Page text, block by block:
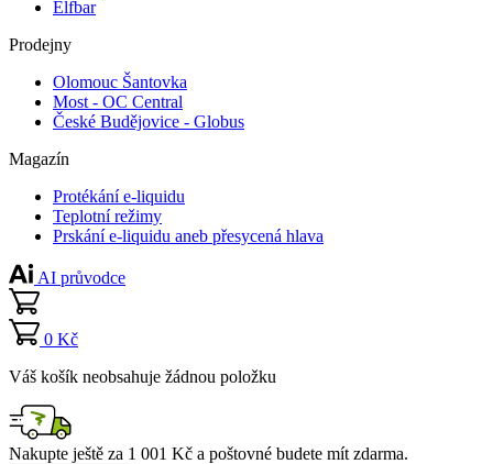
Elfbar
Prodejny
Olomouc Šantovka
Most - OC Central
České Budějovice - Globus
Magazín
Protékání e-liquidu
Teplotní režimy
Prskání e-liquidu aneb přesycená hlava
AI průvodce
0 Kč
Váš košík neobsahuje žádnou položku
Nakupte ještě za 1 001 Kč a poštovné budete mít zdarma.